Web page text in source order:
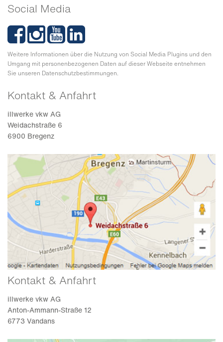
Social Media
Weitere Informationen über die Nutzung von Social Media Plugins und den
Umgang mit personenbezogenen Daten auf dieser Webseite entnehmen
Sie unseren Datenschutzbestimmungen.
Kontakt & Anfahrt
illwerke vkw AG
Weidachstraße 6
6900 Bregenz
Kontakt & Anfahrt
illwerke vkw AG
Anton-Ammann-Straße 12
6773 Vandans